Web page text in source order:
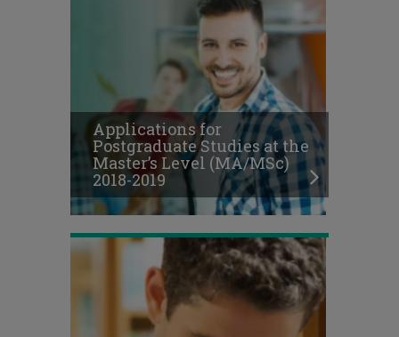
Applications for
Postgraduate Studies at the
Master’s Level (MA/MSc)
2018-2019
Κυκλοφόρησε
ενημερωτικό
«Πληροφορίες
για
υποψήφιους
μεταπτυχιακούς
φοιτητές
επιπέδου
Μάστερ
2018/2019»